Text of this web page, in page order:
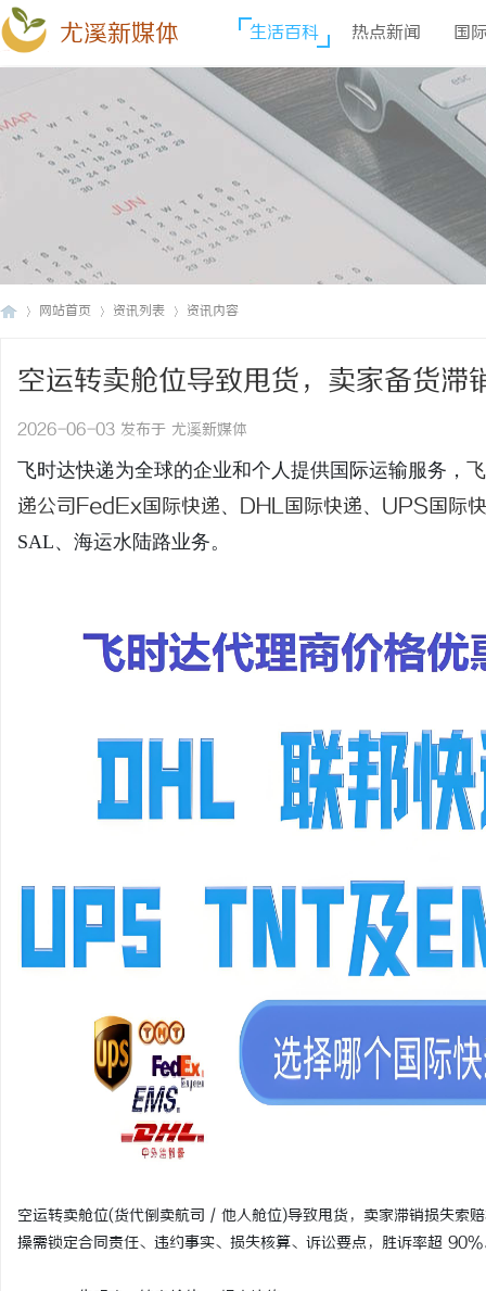
尤溪新媒体 生活百科 热点新闻 国
网站首页 资讯列表 资讯内容
空运转卖舱位导致甩货，卖家备货
快递查价格_上飞时达快递官网
2026-06-03 发布于 尤溪新媒体
飞时达快递为全球的企业和个人提供国际运输服务，
递公司FedEx国际快递、 DHL国际快递、 UPS国际
SAL、海运水陆路业务。
空运转卖舱位(货代倒卖航司 / 他人舱位)导致甩货，卖家滞销损失索
操需锁定合同责任、违约事实、损失核算、诉讼要点，胜诉率超
净 AC 国际医疗实验室，标准化研发体系 自动定位平衡机厂家引
势